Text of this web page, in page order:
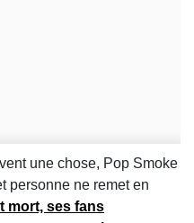
une chose, Pop Smoke
personne ne remet en
mort, ses fans